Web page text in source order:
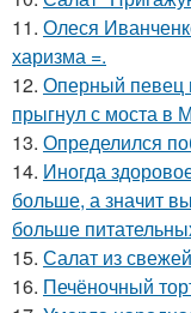
11. Олеся
харизма =.
12. Оперный певец
прыгнул с моста в
13. Определился
14. Иногда
больше, а значит
больше
15. Салат из
16. Печёночный